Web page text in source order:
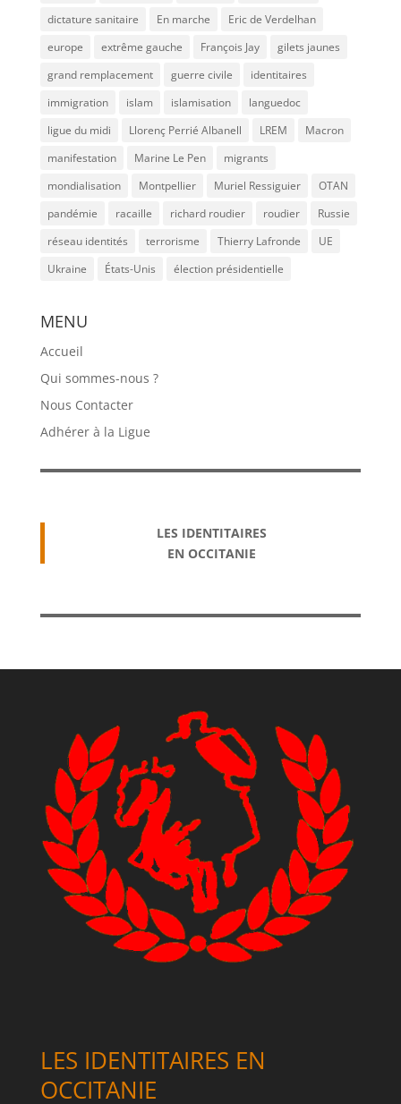
dictature sanitaire
En marche
Eric de Verdelhan
europe
extrême gauche François Jay
gilets jaunes
grand remplacement
guerre civile
identitaires
immigration
islam islamisation
languedoc
ligue du midi
Llorenç Perrié Albanell LREM
Macron
manifestation
Marine Le Pen
migrants
mondialisation
Montpellier Muriel Ressiguier
OTAN
pandémie
racaille richard roudier roudier
Russie
réseau identités
terrorisme Thierry Lafronde
UE
Ukraine
États-Unis élection présidentielle
MENU
Accueil
Qui sommes-nous ?
Nous Contacter
Adhérer à la Ligue
LES IDENTITAIRES
EN OCCITANIE
LES IDENTITAIRES EN
OCCITANIE